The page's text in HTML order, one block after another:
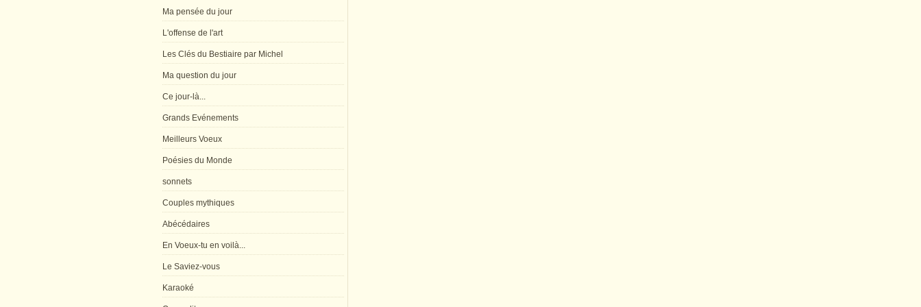
Ma pensée du jour
L'offense de l'art
Les Clés du Bestiaire par Michel
Ma question du jour
Ce jour-là...
Grands Evénements
Meilleurs Voeux
Poésies du Monde
sonnets
Couples mythiques
Abécédaires
En Voeux-tu en voilà...
Le Saviez-vous
Karaoké